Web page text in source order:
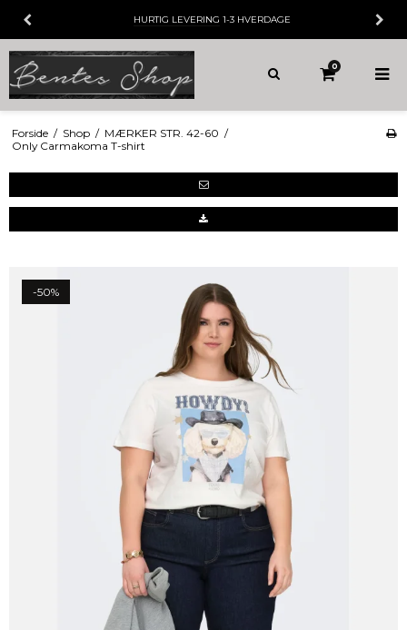
HURTIG LEVERING 1-3 HVERDAGE
0
Forside / Shop / MÆRKER STR. 42-60 /
Only Carmakoma T-shirt
-50%